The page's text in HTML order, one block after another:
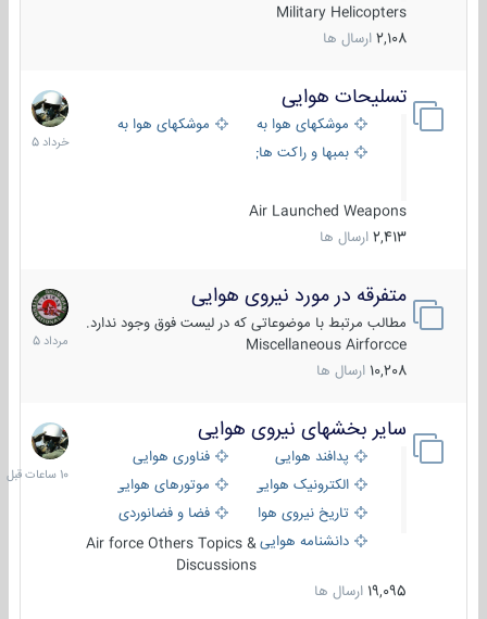
Military Helicopters
2,108 ارسال ها
تسلیحات هوایی
موشکهای هوا به هوا
موشکهای هوا به سطح
بمبها و راکت های هوایی
Air Launched Weapons
2,413 ارسال ها
30
خرداد
1405
متفرقه در مورد نیروی هوایی
مطالب مرتبط با موضوعاتی که در لیست فوق وجود ندارد.
Miscellaneous Airforcce
10,208 ارسال ها
7
مرداد
1405
سایر بخشهای نیروی هوایی
پدافند هوایی
فناوری هوایی
الکترونیک هوایی
موتورهای هوایی
تاریخ نیروی هوایی
فضا و فضانوردی
دانشنامه هواییAir force Others Topics &
Discussions
19,095 ارسال ها
10
ساعات
قبل